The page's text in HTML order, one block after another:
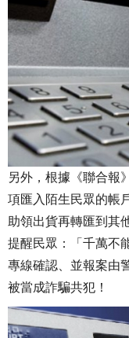
另外，根據《聯合報
項匯入陌生民眾的帳
助領出貨再轉匯到其
提醒民眾：「千萬不
專線確認、並報案由
被當成詐騙共犯！